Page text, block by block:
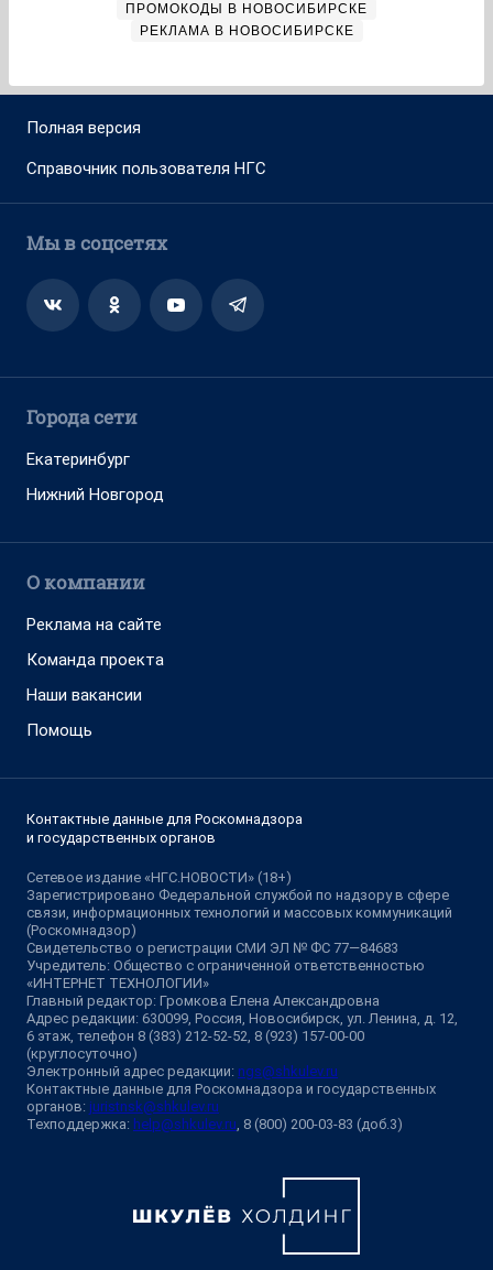
ПРОМОКОДЫ В НОВОСИБИРСКЕ
РЕКЛАМА В НОВОСИБИРСКЕ
Полная версия
Справочник пользователя НГС
Мы в соцсетях
Города сети
Екатеринбург
Нижний Новгород
О компании
Реклама на сайте
Команда проекта
Наши вакансии
Помощь
Контактные данные для Роскомнадзора
и государственных органов
Сетевое издание «НГС.НОВОСТИ» (18+)
Зарегистрировано Федеральной службой по надзору в сфере
связи, информационных технологий и массовых коммуникаций
(Роскомнадзор)
Свидетельство о регистрации СМИ ЭЛ № ФС 77—84683
Учредитель: Общество с ограниченной ответственностью
«ИНТЕРНЕТ ТЕХНОЛОГИИ»
Главный редактор: Громкова Елена Александровна
Адрес редакции: 630099, Россия, Новосибирск, ул. Ленина, д. 12,
6 этаж, телефон 8 (383) 212-52-52, 8 (923) 157-00-00
(круглосуточно)
Электронный адрес редакции: ngs@shkulev.ru
Контактные данные для Роскомнадзора и государственных
органов: juristnsk@shkulev.ru
Техподдержка: help@shkulev.ru, 8 (800) 200-03-83 (доб.3)